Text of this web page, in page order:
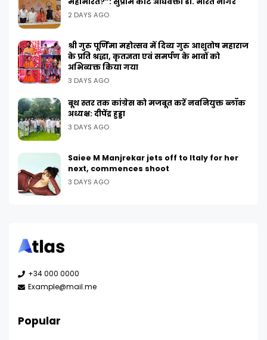
2 DAYS AGO
श्री गुरु पूर्णिमा महोत्सव में दिव्य गुरु आशुतोष महाराज
के प्रति श्रद्धा, कृतज्ञता एवं समर्पण के भावों को
अभिव्यक्त किया गया
3 DAYS AGO
बूथ स्तर तक कांग्रेस को मजबूत करें नवनियुक्त ब्लॉक
अध्यक्ष: दीपेंद्र हुड्डा
3 DAYS AGO
Saiee M Manjrekar jets off to Italy for her
next, commences shoot
3 DAYS AGO
+34 000 0000
Example@mail.me
Popular